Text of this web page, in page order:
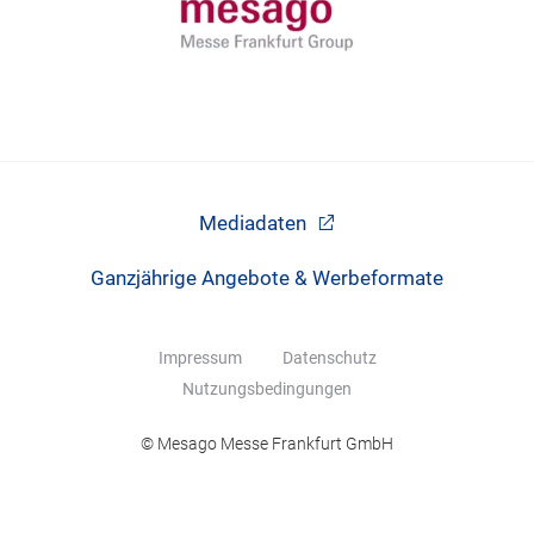
Mediadaten
Ganzjährige Angebote & Werbeformate
Impressum
Datenschutz
Nutzungsbedingungen
© Mesago Messe Frankfurt GmbH